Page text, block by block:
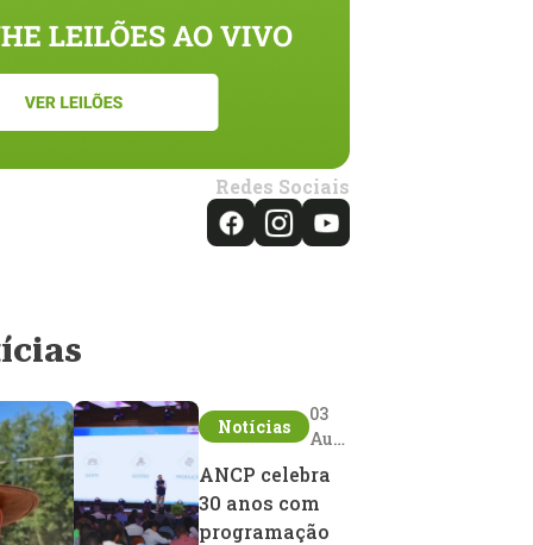
Redes Sociais
Notícias
03
Aug
ANCP celebra
30 anos com
programação